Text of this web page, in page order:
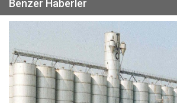
Benzer Haberler